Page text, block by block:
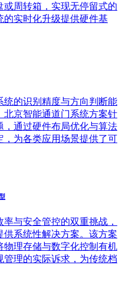
周转箱，实现无停留式的
的实时化升级提供硬件基
的识别精度与方向判断能
北京智能通道门系统方案针
，通过硬件布局优化与算法
，为各类应用场景提供了可
与安全管控的双重挑战，
系统性解决方案。该方案
理存储与数字化控制有机
理的实际诉求，为传统档